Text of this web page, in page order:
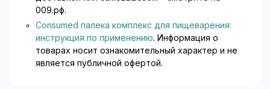
009.рф.
Consumed палека комплекс для пищеварения:
инструкция по применению. Информация о
товарах носит ознакомительный характер и не
является публичной офертой.